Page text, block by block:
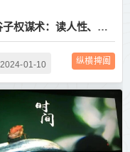
鬼谷子权谋术：读人性、读权谋、读纵横——决篇第十一
2024-01-10 纵横捭阖